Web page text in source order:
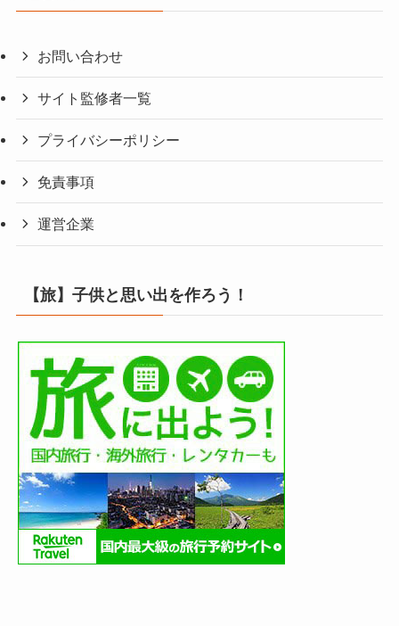
お問い合わせ
サイト監修者一覧
プライバシーポリシー
免責事項
運営企業
【旅】子供と思い出を作ろう！